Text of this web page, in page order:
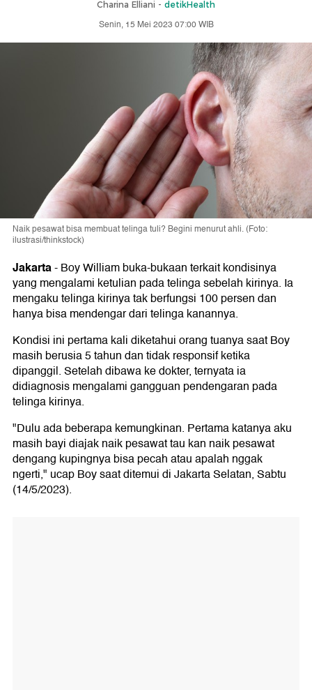
Charina Elliani - detikHealth
Senin, 15 Mei 2023 07:00 WIB
Naik pesawat bisa membuat telinga tuli? Begini menurut ahli. (Foto:
ilustrasi/thinkstock)
Jakarta-Boy William buka-bukaan terkait kondisinya
yang mengalami ketulian pada telinga sebelah kirinya. Ia
mengaku telinga kirinya tak berfungsi 100 persen dan
hanya bisa mendengar dari telinga kanannya.
Kondisi ini pertama kali diketahui orang tuanya saat Boy
masih berusia 5 tahun dan tidak responsif ketika
dipanggil. Setelah dibawa ke dokter, ternyata ia
didiagnosis mengalami gangguan pendengaran pada
telinga kirinya.
"Dulu ada beberapa kemungkinan. Pertama katanya aku
masih bayi diajak naik pesawat tau kan naik pesawat
dengang kupingnya bisa pecah atau apalah nggak
ngerti," ucap Boy saat ditemui di Jakarta Selatan, Sabtu
(14/5/2023).